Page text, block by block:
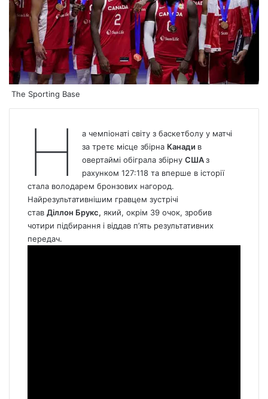
The Sporting Base
Н
а чемпіонаті світу з баскетболу у матчі
за третє місце збірна Канади в
овертаймі обіграла збірну СШАз
рахунком 127:118 та вперше в історії
стала володарем бронзових нагород.
Найрезультативнішим гравцем зустрічі
став Діллон Брукс, який, окрім 39 очок, зробив
чотири підбирання і віддав п’ять результативних
передач.